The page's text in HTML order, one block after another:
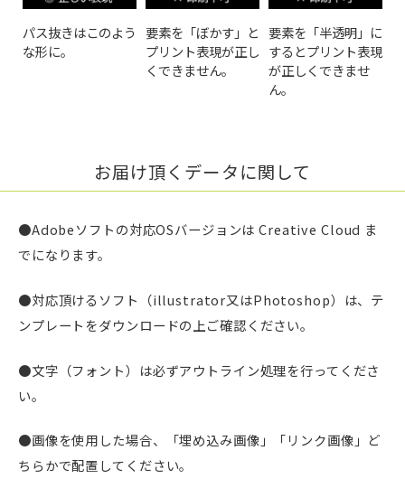
パス抜きはこのよう
な形に。
要素を「ぼかす」と
プリント表現が正し
くできません。
要素を「半透明」に
するとプリント表現
が正しくできませ
ん。
お届け頂くデータに関して
●Adobeソフトの対応OSバージョンは Creative Cloud ま
でになります。
●対応頂けるソフト（illustrator又はPhotoshop）は、テ
ンプレートをダウンロードの上ご確認ください。
●文字（フォント）は必ずアウトライン処理を行ってくださ
い。
●画像を使用した場合、「埋め込み画像」「リンク画像」ど
ちらかで配置してください。